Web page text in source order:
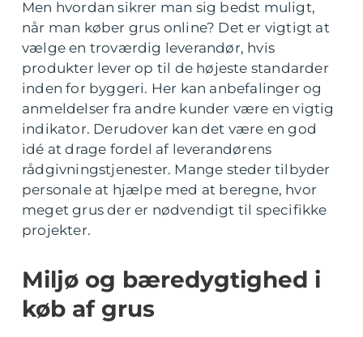
Men hvordan sikrer man sig bedst muligt,
når man køber grus online? Det er vigtigt at
vælge en troværdig leverandør, hvis
produkter lever op til de højeste standarder
inden for byggeri. Her kan anbefalinger og
anmeldelser fra andre kunder være en vigtig
indikator. Derudover kan det være en god
idé at drage fordel af leverandørens
rådgivningstjenester. Mange steder tilbyder
personale at hjælpe med at beregne, hvor
meget grus der er nødvendigt til specifikke
projekter.
Miljø og bæredygtighed i
køb af grus